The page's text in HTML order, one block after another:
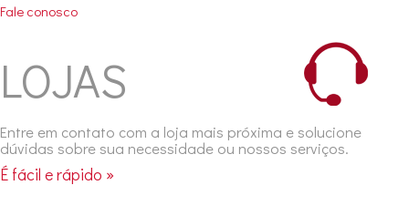
Fale conosco
LOJAS
Entre em contato com a loja mais próxima e solucione
dúvidas sobre sua necessidade ou nossos serviços.
É fácil e rápido »